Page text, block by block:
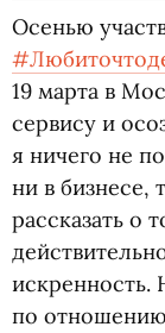
Осенью
19 марта в
сервису и
я ничего не
ни в бизнесе,
рассказать о
искренность.
по